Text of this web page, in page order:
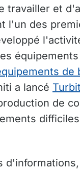
travailler et
l'un des
de
a lancé
de
d'informations,